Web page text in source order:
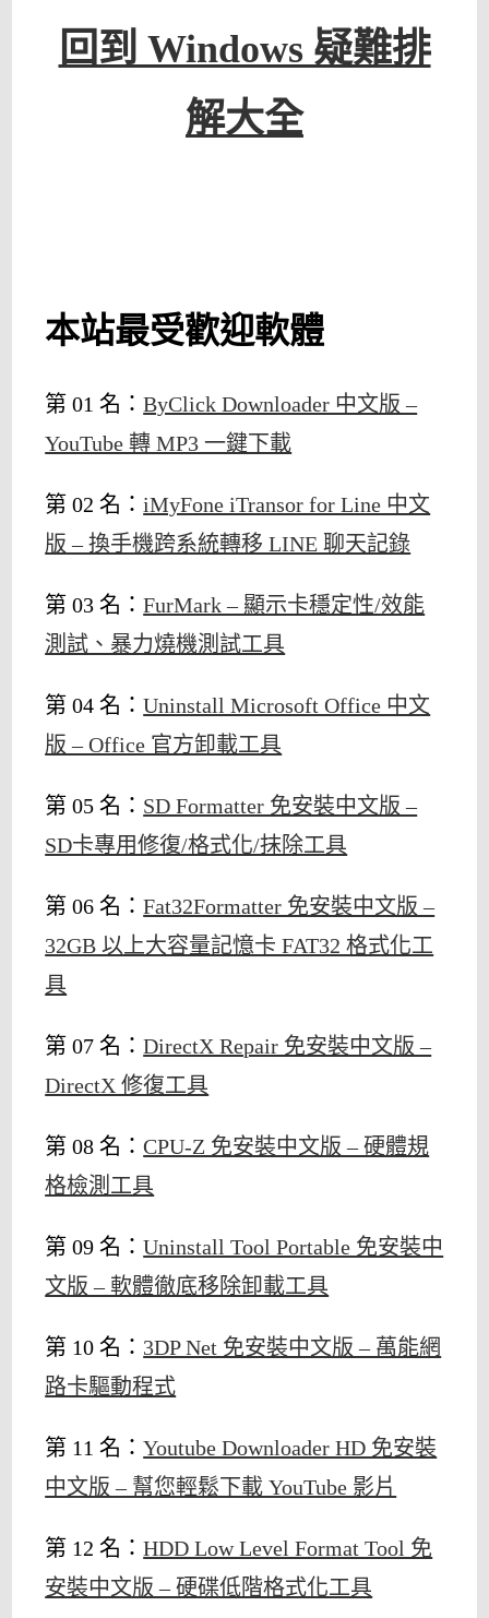
回到 Windows 疑難排
解大全
本站最受歡迎軟體
第 01 名：ByClick Downloader 中文版 –
YouTube 轉 MP3 一鍵下載
第 02 名：iMyFone iTransor for Line 中文
版 – 換手機跨系統轉移 LINE 聊天記錄
第 03 名：FurMark – 顯示卡穩定性/效能
測試、暴力燒機測試工具
第 04 名：Uninstall Microsoft Office 中文
版 – Office 官方卸載工具
第 05 名： SD Formatter 免安裝中文版 –
SD卡專用修復/格式化/抹除工具
第 06 名：Fat32Formatter 免安裝中文版 –
32GB 以上大容量記憶卡 FAT32 格式化工
具
第 07 名：DirectX Repair 免安裝中文版 –
DirectX 修復工具
第 08 名：CPU-Z 免安裝中文版 – 硬體規
格檢測工具
第 09 名：Uninstall Tool Portable 免安裝中
文版 – 軟體徹底移除卸載工具
第 10 名： 3DP Net 免安裝中文版 – 萬能網
路卡驅動程式
第 11 名：Youtube Downloader HD 免安裝
中文版 – 幫您輕鬆下載 YouTube 影片
第 12 名：HDD Low Level Format Tool 免
安裝中文版 – 硬碟低階格式化工具